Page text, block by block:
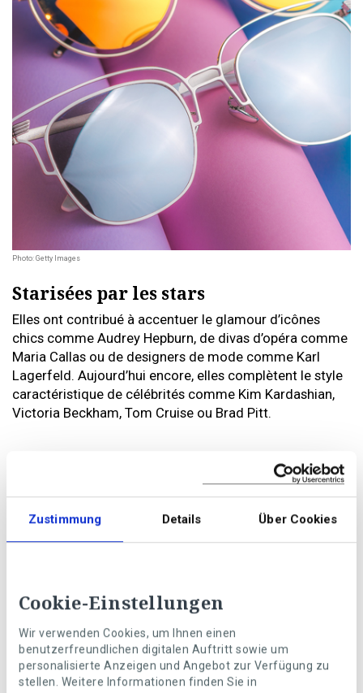
Zustimmung Details Über Cookies
Cookie-Einstellungen
Wir verwenden Cookies, um Ihnen einen
benutzerfreundlichen digitalen Auftritt sowie um
personalisierte Anzeigen und Angebot zur Verfügung zu
stellen. Weitere Informationen finden Sie in
Photo: Getty Images
Starisées par les stars
Elles ont contribué à accentuer le glamour d’icônes
chics comme Audrey Hepburn, de divas d’opéra comme
Maria Callas ou de designers de mode comme Karl
Lagerfeld. Aujourd’hui encore, elles complètent le style
caractéristique de célébrités comme Kim Kardashian,
Victoria Beckham, Tom Cruise ou Brad Pitt.
A l’heure actuelle, pratiquement chaque marque et
designer de mode disposent d’une collection de
lunettes de soleil. Du cadre blanc à la monture dorée en
trouver des lunettes pour tous les looks et toutes les
tenues. Faites-vous confiance et découvrez le style qui
est fait pour vous!
Les lunettes de soleil de 2020